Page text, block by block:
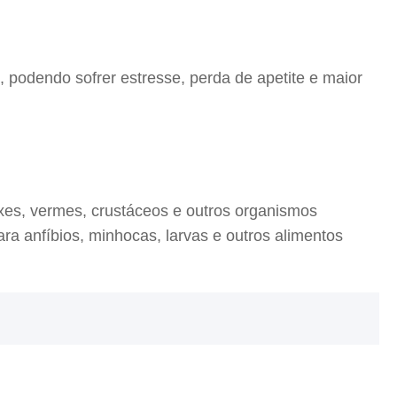
sofrer estresse, perda de apetite e maior
vermes, crustáceos e outros organismos
anfíbios, minhocas, larvas e outros alimentos